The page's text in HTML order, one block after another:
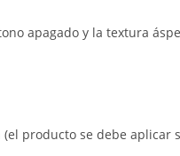
apagado y la textura
producto se debe aplicar